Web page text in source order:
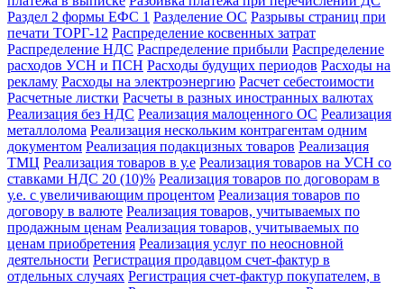
Раздел 2 формы ЕФС 1 Разделение ОС Разрывы страниц при
печати ТОРГ-12 Распределение косвенных затрат
Распределение НДС Распределение прибыли Распределение
расходов УСН и ПСН Расходы будущих периодов Расходы на
рекламу Расходы на электроэнергию Расчет себестоимости
Расчетные листки Расчеты в разных иностранных валютах
Реализация без НДС Реализация малоценного ОС Реализация
металлолома Реализация нескольким контрагентам одним
документом Реализация подакцизных товаров Реализация
ТМЦ Реализация товаров в у.е Реализация товаров на УСН со
ставками НДС 20 (10)% Реализация товаров по договорам в
у.е. с увеличивающим процентом Реализация товаров по
договору в валюте Реализация товаров, учитываемых по
продажным ценам Реализация товаров, учитываемых по
ценам приобретения Реализация услуг по неосновной
деятельности Регистрация продавцом счет-фактур в
отдельных случаях Регистрация счет-фактур покупателем, в